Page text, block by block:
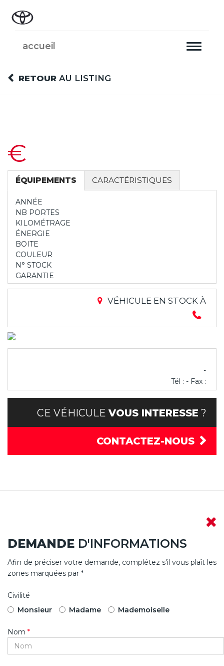
Toggle
accueil
RETOUR AU LISTING
€
ÉQUIPEMENTS CARACTÉRISTIQUES
ANNÉE
NB PORTES
KILOMÉTRAGE
ÉNERGIE
BOITE
COULEUR
N° STOCK
GARANTIE
VÉHICULE EN STOCK À
-
Tél : - Fax :
CE VÉHICULE VOUS INTERESSE ?
CONTACTEZ-NOUS
DEMANDE D'INFORMATIONS
Afin de préciser votre demande, complétez s'il vous plaît les
zones marquées par *
Civilité
Monsieur
Madame Mademoiselle
Nom *